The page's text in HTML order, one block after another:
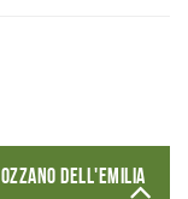
dell'Emilia